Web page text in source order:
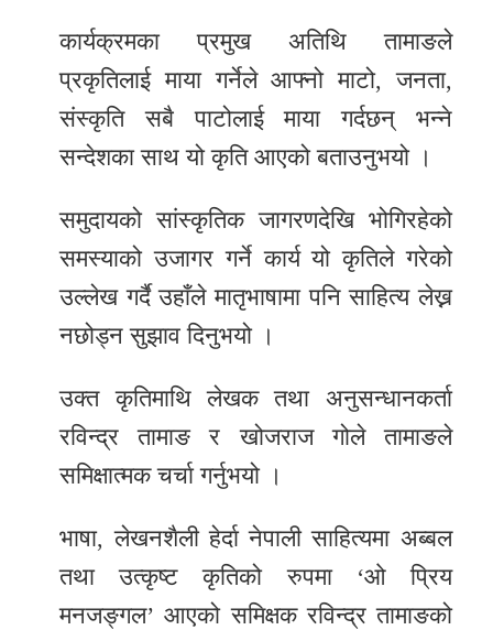
कार्यक्रमका प्रमुख अतिथि तामाङले
प्रकृतिलाई माया गर्नेले आफ्नो माटो, जनता,
संस्कृति सबै पाटोलाई माया गर्दछन् भन्ने
सन्देशका साथ यो कृति आएको बताउनुभयो ।
समुदायको सांस्कृतिक जागरणदेखि भोगिरहेको
समस्याको उजागर गर्ने कार्य यो कृतिले गरेको
उल्लेख गर्दै उहाँले मातृभाषामा पनि साहित्य लेख्न
नछोड्न सुझाव दिनुभयो ।
उक्त कृतिमाथि लेखक तथा अनुसन्धानकर्ता
रविन्द्र तामाङ र खोजराज गोले तामाङले
समिक्षात्मक चर्चा गर्नुभयो ।
भाषा, लेखनशैली हेर्दा नेपाली साहित्यमा अब्बल
तथा उत्कृष्ट कृतिको रुपमा ‘ओ प्रिय
मनजङ्गल’ आएको समिक्षक रविन्द्र तामाङको